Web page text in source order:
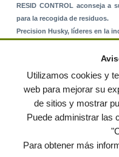
RESID CONTROL aconseja a
para la recogida de residuos.
Precision Husky, líderes en la
© residuos.com - Todos los
Condiciones de uso|Contacto |
Utilizamos cookies y
web para mejorar su
de sitios y mostrar
Puede administrar las
Para obtener más